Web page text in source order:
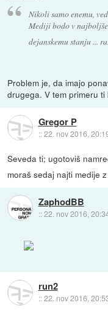
Nikoli samo enemu,
Mediji bodo v
dejanskemu stanju ...
Problem je, da imajo
drugega. V tem primeru
Gregor P
::22. nov 2016,
Seveda ti; ugotoviš
moraš sedaj najti medije
ZaphodBB
::22. nov 2016,
run2
::22. nov 2016,